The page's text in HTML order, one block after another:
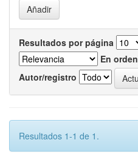
Resultados por página
En orden
Autor/registro
Resultados 1-1 de 1.